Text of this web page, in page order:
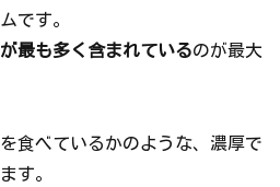
です。
最も多く含まれているのが最大
食べているかのような、濃厚で
す。